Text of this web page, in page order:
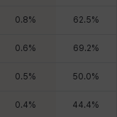
0.8% 62.5%
0.6% 69.2%
0.5% 50.0%
0.4% 44.4%